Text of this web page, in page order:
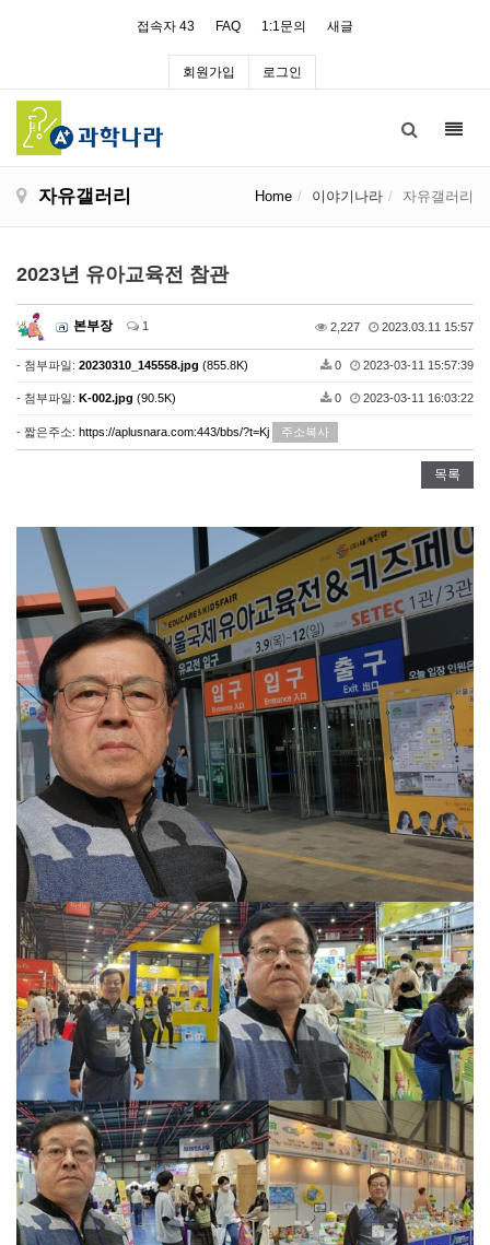
접속자 43 FAQ 1:1문의 새글
회원가입 로그인
자유갤러리 Home 이야기나라 자유갤러리
2023년 유아교육전 참관
본부장 1 2,227 2023.03.11 15:57
- 첨부파일: 20230310_145558.jpg (855.8K) 0 2023-03-11 15:57:39
- 첨부파일: K-002.jpg (90.5K) 0 2023-03-11 16:03:22
- 짧은주소: https://aplusnara.com:443/bbs/?t=Kj 주소복사
목록